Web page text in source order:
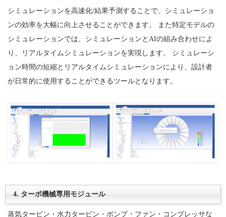
シミュレーションを高速化/結果予測することで、シミュレーショ
ンの効率を大幅に向上させることができます。 また特定モデルの
シミュレーションでは、シミュレーションとAIの組み合わせによ
り、リアルタイムシミュレーションを実現します。 シミュレーシ
ョン時間の短縮とリアルタイムシミュレーションにより、設計者
が日常的に使用することができるツールとなります。
4. ターボ機械専用モジュール
蒸気タービン・水力タービン・ポンプ・ファン・コンプレッサな